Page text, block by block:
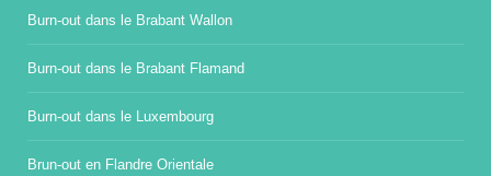
Burn-out dans le Brabant Wallon
Burn-out dans le Brabant Flamand
Burn-out dans le Luxembourg
Brun-out en Flandre Orientale